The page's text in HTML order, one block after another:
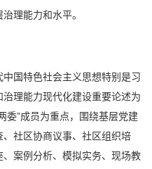
理能力和水平。
国特色社会主义思想特别是习
理能力现代化建设重要论述为
委”成员为重点，围绕基层党建
社区协商议事、社区组织培
案例分析、模拟实务、现场教